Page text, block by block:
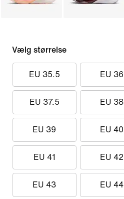
Vælg størrelse
EU 35.5 EU 36
EU 37.5 EU 38
EU 39 EU 40
EU 41 EU 42
EU 43 EU 44